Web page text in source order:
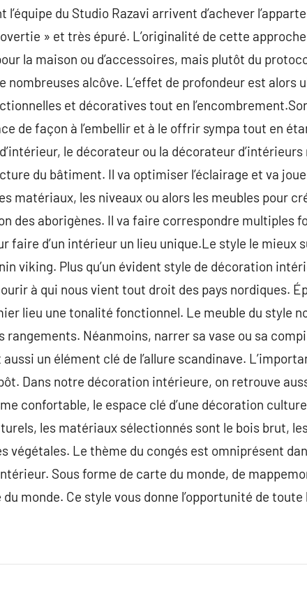
du Studio Razavi arrivent d’achever
» et très épuré. L’originalité de cette
la maison ou d’accessoires, mais plutôt du
nombreuses alcôve. L’effet de profondeur est alors
et décoratives tout en
de façon à l’embellir et à le offrir sympa tout en
le décorateur ou la décorateur
du bâtiment. Il va optimiser l’éclairage et va
matériaux, les niveaux ou alors les meubles pour
des aborigènes. Il va faire correspondre multiples
faire d’un intérieur un lieu unique.Le style le mieux
viking. Plus qu’un évident style de décoration
à qui nous vient tout droit des pays nordiques.
lieu une tonalité fonctionnel. Le meuble du style
Néanmoins, narrer sa vase ou sa
un élément clé de l’allure scandinave.
Dans notre décoration intérieure, on retrouve
confortable, le espace clé d’une décoration
les matériaux sélectionnés sont le bois brut,
végétales. Le thème du congés est omniprésent
Sous forme de carte du monde, de
monde. Ce style vous donne l’opportunité de